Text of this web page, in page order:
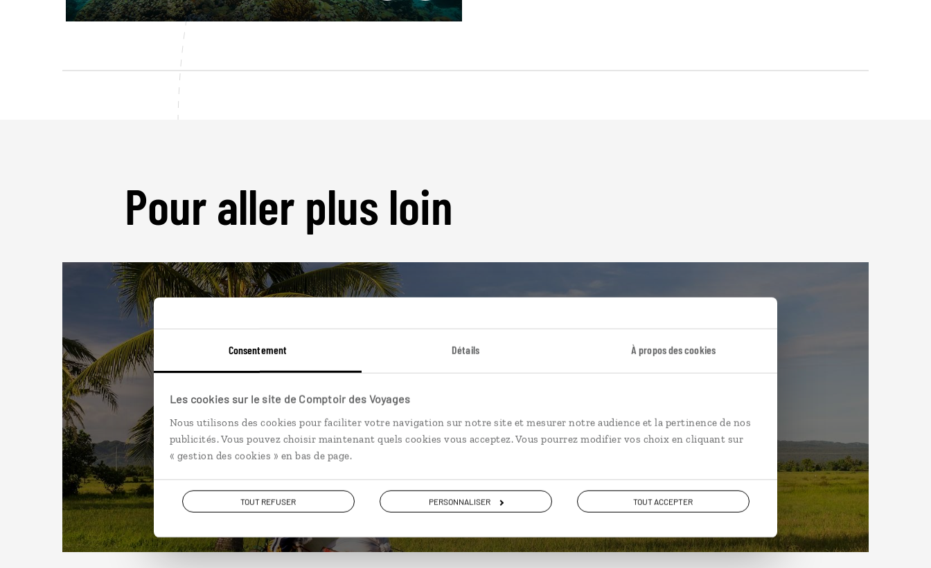
Consentement Détails À propos des cookies
Les cookies sur le site de Comptoir des Voyages
Nous utilisons des cookies pour faciliter votre navigation sur notre site et mesurer notre audience et la pertinence de nos
publicités. Vous pouvez choisir maintenant quels cookies vous acceptez. Vous pourrez modifier vos choix en cliquant sur
« gestion des cookies » en bas de page.
TOUT REFUSER PERSONNALISER TOUT ACCEPTER
Pour aller plus loin
Nos 4 idées de voyage
Philippines